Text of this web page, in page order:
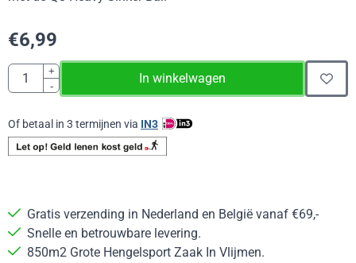
€6,99
Aantal
+
-
In winkelwagen
Of betaal in 3 termijnen via IN3
Gratis verzending in Nederland en België vanaf €69,-
Snelle en betrouwbare levering.
850m2 Grote Hengelsport Zaak In Vlijmen.